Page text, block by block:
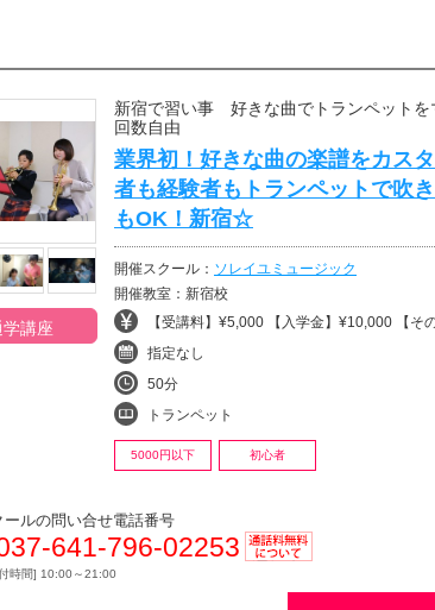
学講座
新宿で習い事 好きな曲でトランペット
回数自由
業界初！好きな曲の楽譜をカス
者も経験者もトランペットで吹
もOK！新宿☆
開催スクール： ソレイユミュージック
開催教室：新宿校
【受講料】¥5,000 【入学金】¥10,000 【そ
指定なし
50分
トランペット
5000円以下 初心者
ールの問い合せ電話番号
641-796-02253
無料
時間] 10:00～21:00